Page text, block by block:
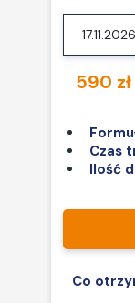
590 zł
Czas
Ilość
Co